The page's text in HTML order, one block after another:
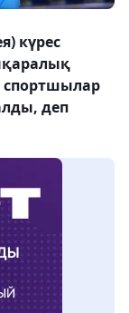
күрес
спортшылар
деп